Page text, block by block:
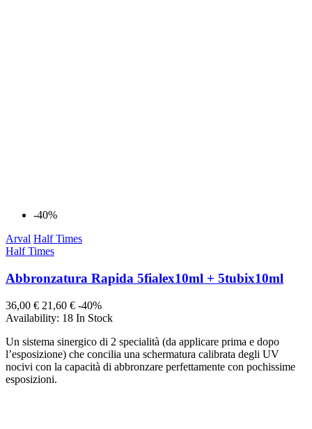
-40%
Arval Half Times
Half Times
Abbronzatura Rapida 5fialex10ml + 5tubix10ml
36,00 € 21,60 € -40%
Availability: 18 In Stock
Un sistema sinergico di 2 specialità (da applicare prima e dopo
l’esposizione) che concilia una schermatura calibrata degli UV
nocivi con la capacità di abbronzare perfettamente con pochissime
esposizioni.